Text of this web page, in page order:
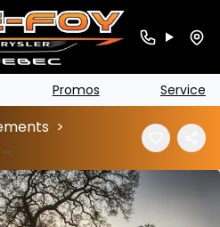
Promos Service
>
Toyota Tacoma 2019 vs Jeep Gladiator 2020 à Ste-Foy